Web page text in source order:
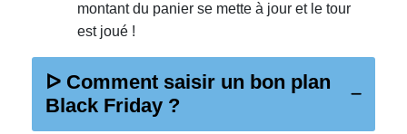
montant du panier se mette à jour et le tour
est joué !
ᐅ Comment saisir un bon plan
Black Friday ?